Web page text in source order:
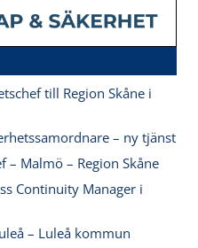
till Region Skåne i
– ny tjänst
– Malmö – Region Skåne
Continuity Manager i
– Luleå kommun